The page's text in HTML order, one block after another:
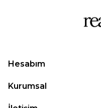
Hesabım
Kurumsal